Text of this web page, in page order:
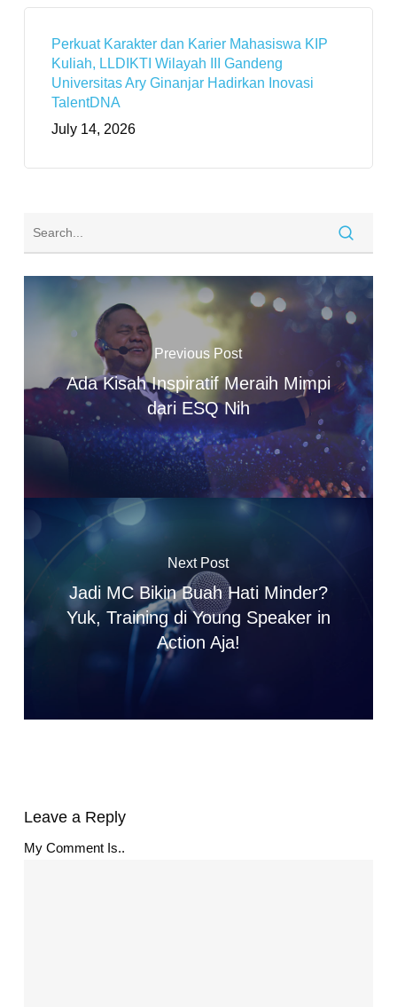
Perkuat Karakter dan Karier Mahasiswa KIP
Kuliah, LLDIKTI Wilayah III Gandeng
Universitas Ary Ginanjar Hadirkan Inovasi
TalentDNA
July 14, 2026
Previous Post
Ada Kisah Inspiratif Meraih Mimpi
dari ESQ Nih
Next Post
Jadi MC Bikin Buah Hati Minder?
Yuk, Training di Young Speaker in
Action Aja!
Leave a Reply
My Comment Is..